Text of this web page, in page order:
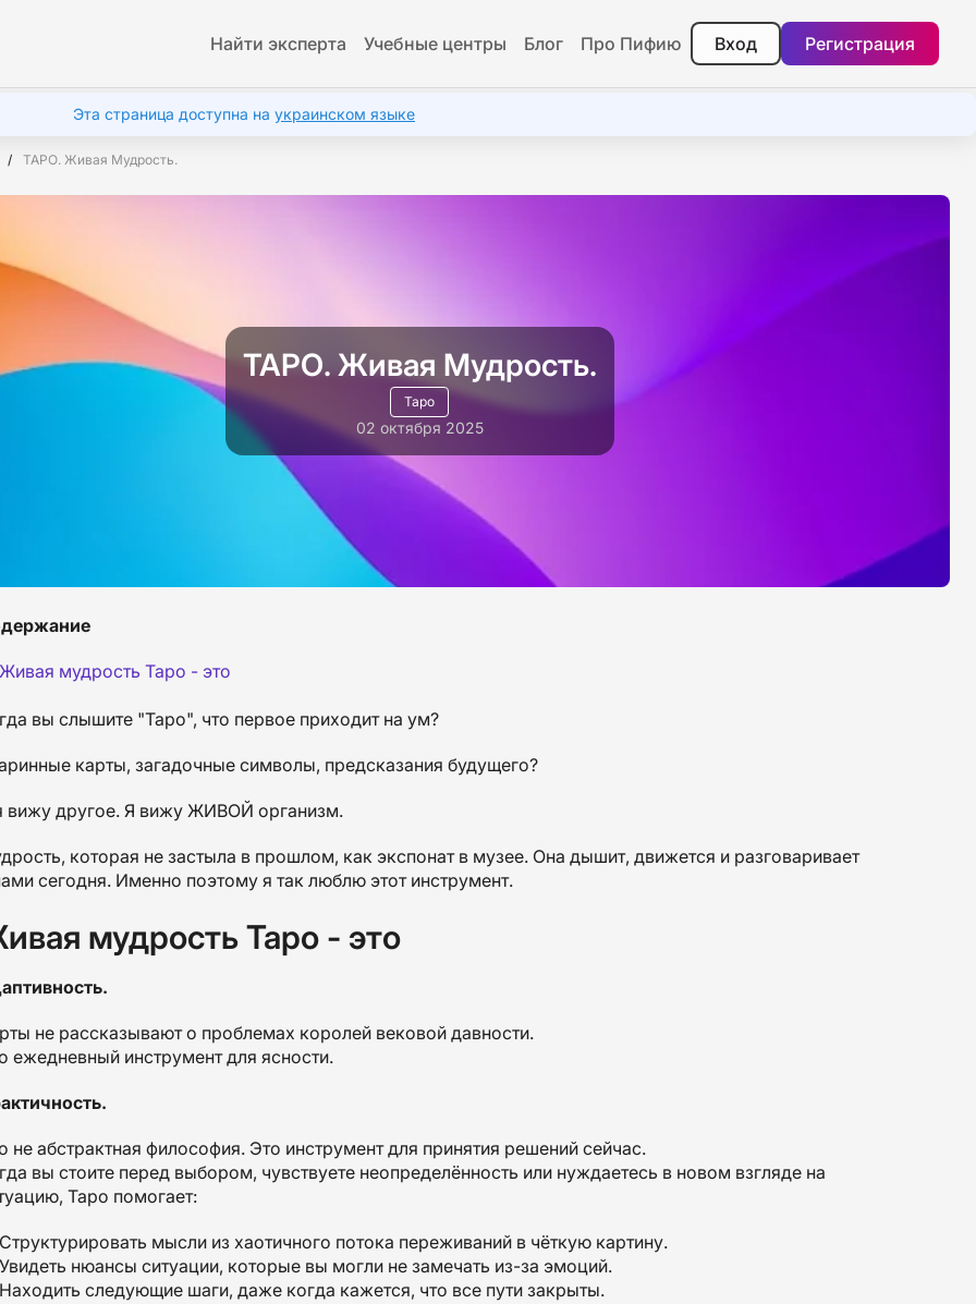
Найти эксперта Учебные центры Блог Про Пифию Вход Регистрация
Эта страница доступна на украинском языке
ТАРО. Живая Мудрость.
ТАРО. Живая Мудрость.
Таро
02 октября 2025
мудрость Таро - это
вы слышите "Таро", что первое приходит на ум?
карты, загадочные символы, предсказания будущего?
вижу другое. Я вижу ЖИВОЙ организм.
которая не застыла в прошлом, как экспонат в музее. Она дышит, движется и разговаривает
сегодня. Именно поэтому я так люблю этот инструмент.
мудрость Таро - это
не рассказывают о проблемах королей вековой давности.
ежедневный инструмент для ясности.
не абстрактная философия. Это инструмент для принятия решений сейчас.
вы стоите перед выбором, чувствуете неопределённость или нуждаетесь в новом взгляде на
Таро помогает:
мысли из хаотичного потока переживаний в чёткую картину.
нюансы ситуации, которые вы могли не замечать из-за эмоций.
следующие шаги, даже когда кажется, что все пути закрыты.